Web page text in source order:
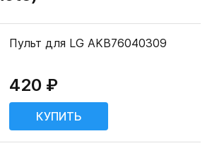
Пульт для LG AKB76040309
420 ₽